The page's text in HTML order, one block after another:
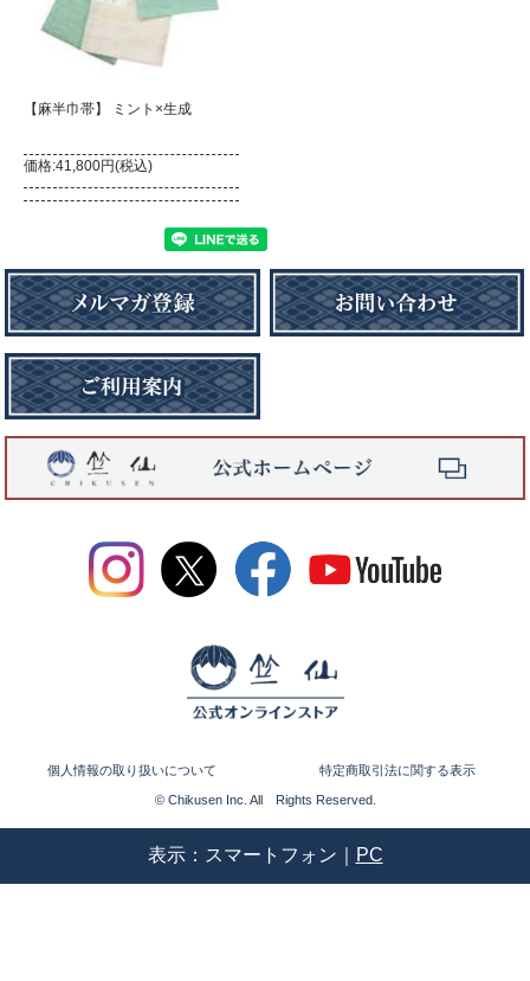
【麻半巾帯】 ミント×生成
価格:41,800円(税込)
個人情報の取り扱いについて 特定商取引法に関する表示
© Chikusen Inc. All Rights Reserved.
表示：スマートフォン｜ PC